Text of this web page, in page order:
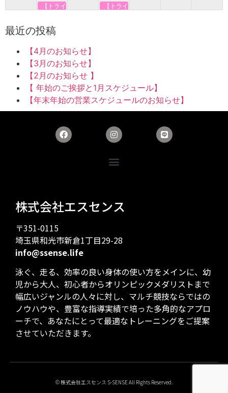
【トライアスロンで強くなる】定期オンライン＠火曜
【トライアスロンで強くなる】定期オンラ
最近の投稿
【4月のお知らせ】
【3月のお知らせ】
【2月のお知らせ 】
【 年始のご挨拶と1月スケジュール】
【年末年始の営業スケジュールのお知らせ】
株式会社エスセンス
〒351-0115
埼玉県和光市新倉1丁目29-28
info@ssense.life
泳ぐ、走る、効率の良い身体の使い方をメインに、幼
児から大人、初心者からオリンピックメダリストまで
幅広いジャンルの人々に対し、マルチ競技ならではの
ノウハウや、豊富な指導実績で培った多角的なアプロ
ーチで、あなたにとって最適なトレーニングをご提案
させていただきます。
© 株式会社エスセンス S-SENSE All Rights Reserved.